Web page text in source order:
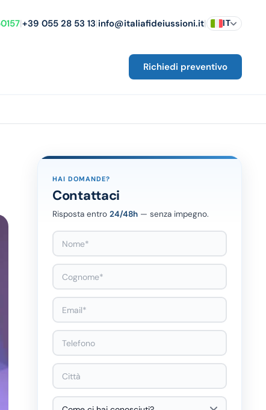
|+39 055 28 53 13|info@italiafideiussioni.it| IT
Richiedi preventivo
HAI DOMANDE?
Contattaci
Risposta entro 24/48h — senza impegno.